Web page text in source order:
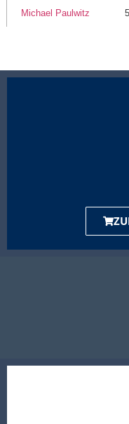
Michael Paulwitz